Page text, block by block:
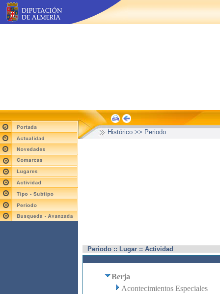
Histórico >> Periodo
Periodo :: Lugar :: Actividad
Berja
Acontecimientos Especiales